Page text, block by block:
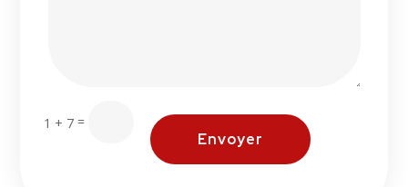
1 + 7 =
Envoyer